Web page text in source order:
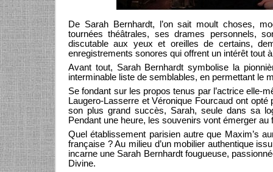
De Sarah Bernhardt, l’on sait moult choses,
tournées théâtrales, ses drames personnels,
discutable aux yeux et oreilles de certains,
enregistrements sonores qui offrent un intérêt tout
Avant tout, Sarah Bernhardt symbolise la
interminable liste de semblables, en permettant le
Se fondant sur les propos tenus par l’actrice elle-
Laugero-Lasserre et Véronique Fourcaud ont
son plus grand succès, Sarah, seule dans sa
Pendant une heure, les souvenirs vont émerger
Quel établissement parisien autre que Maxim’s
française ? Au milieu d’un mobilier authentique
incarne une Sarah Bernhardt fougueuse,
Divine.